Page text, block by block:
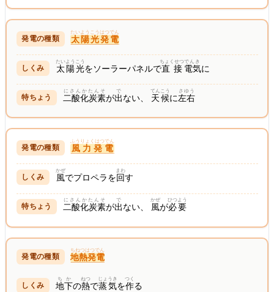
太陽光発電
たいようこうはつでん
太陽光
たいようこう
をソーラーパネルで直接
ちょくせつ
電気
でんき
に
二酸化炭素
にさんかたんそ
が出
で
ない、 天候
てんこう
に左右
さゆう
風力発電
ふうりょくはつでん
風
かぜ
でプロペラを 回
まわ
す
二酸化炭素
にさんかたんそ
が出
で
ない、 風
かぜ
が必要
ひつよう
地熱発電
ちねつはつでん
地下
ちか
の熱
ねつ
で蒸気
じょうき
を作
つく
る